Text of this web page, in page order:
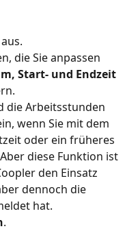
die Sie anpassen
Start- und Endzeit
die Arbeitsstunden
wenn Sie mit dem
oder ein früheres
diese Funktion ist
den Einsatz
dennoch die
hat.
.